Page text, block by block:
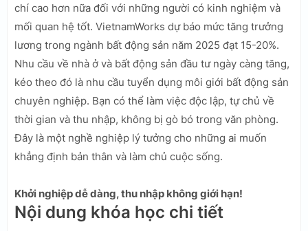
chí cao hơn nữa đối với những người có kinh nghiệm và
mối quan hệ tốt. VietnamWorks dự báo mức tăng trưởng
lương trong ngành bất động sản năm 2025 đạt 15-20%.
Nhu cầu về nhà ở và bất động sản đầu tư ngày càng tăng,
kéo theo đó là nhu cầu tuyển dụng môi giới bất động sản
chuyên nghiệp. Bạn có thể làm việc độc lập, tự chủ về
thời gian và thu nhập, không bị gò bó trong văn phòng.
Đây là một nghề nghiệp lý tưởng cho những ai muốn
khẳng định bản thân và làm chủ cuộc sống.
Khởi nghiệp dễ dàng, thu nhập không giới hạn!
Nội dung khóa học chi tiết